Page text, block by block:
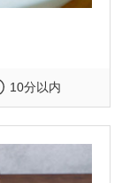
10分以内